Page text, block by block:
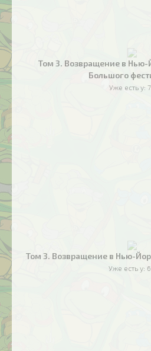
Том 3. Возвращение в
Большого
Уже есть у:
Том 3. Возвращение в Нью-
Уже есть у: